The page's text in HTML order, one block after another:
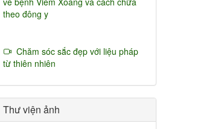
theo đông y
Chăm sóc sắc đẹp với liệu pháp
từ thiên nhiên
Thư viện ảnh